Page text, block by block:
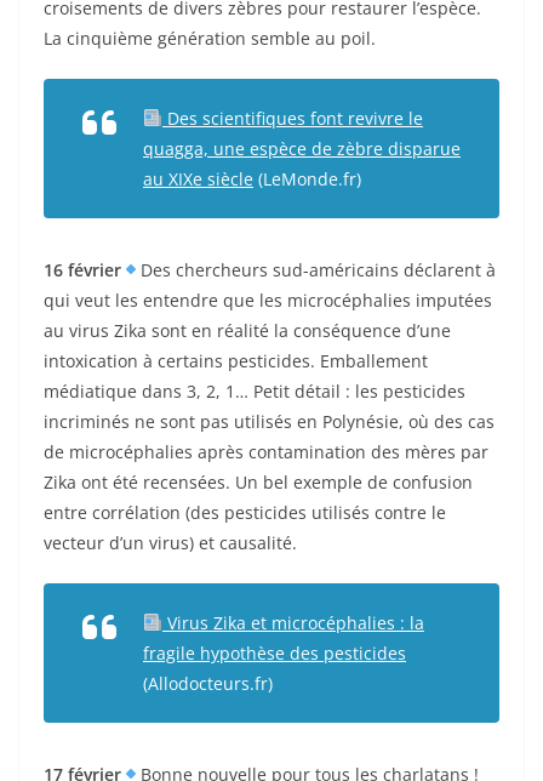
croisements de divers zèbres pour restaurer l’espèce.
La cinquième génération semble au poil.
Des scientifiques font revivre le
quagga, une espèce de zèbre disparue
au XIXe siècle (LeMonde.fr)
16 février
Des chercheurs sud-américains déclarent à
qui veut les entendre que les microcéphalies imputées
au virus Zika sont en réalité la conséquence d’une
intoxication à certains pesticides. Emballement
médiatique dans 3, 2, 1… Petit détail : les pesticides
incriminés ne sont pas utilisés en Polynésie, où des cas
de microcéphalies après contamination des mères par
Zika ont été recensées. Un bel exemple de confusion
entre corrélation (des pesticides utilisés contre le
vecteur d’un virus) et causalité.
Virus Zika et microcéphalies : la
fragile hypothèse des pesticides
(Allodocteurs.fr)
17 février
Bonne nouvelle pour tous les charlatans !